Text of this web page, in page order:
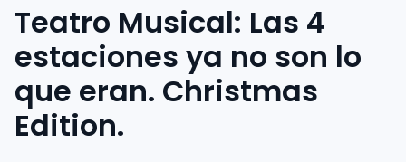
Teatro Musical: Las 4
estaciones ya no son lo
que eran. Christmas
Edition.